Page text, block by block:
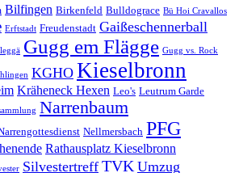
Bilfingen Birkenfeld Bulldograce Bü Hoi Cravallos
Erftstadt Freudenstadt Gaißeschennerball
Gugg em Flägge Gugg vs. Rock
KGHO Kieselbronn
Kräheneck Hexen Leo's Leutrum Garde
Narrenbaum
Nellmersbach PFG
Rathausplatz Kieselbronn
Silvestertreff TVK Umzug